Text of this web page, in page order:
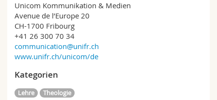
Unicom Kommunikation & Medien
Avenue de l’Europe 20
CH-1700 Fribourg
+41 26 300 70 34
communication@unifr.ch
www.unifr.ch/unicom/de
Kategorien
Lehre Theologie